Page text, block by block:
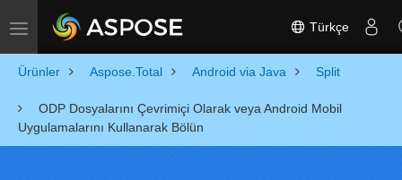
Toggle navigation Türkçe
Ürünler Aspose.Total Android via Java Split
ODP Dosyalarını Çevrimiçi Olarak veya Android Mobil
Uygulamalarını Kullanarak Bölün